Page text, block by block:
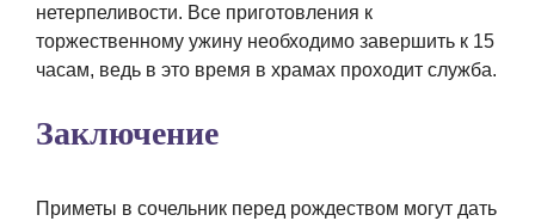
нетерпеливости. Все приготовления к
торжественному ужину необходимо завершить к 15
часам, ведь в это время в храмах проходит служба.
Заключение
Приметы в сочельник перед рождеством могут дать